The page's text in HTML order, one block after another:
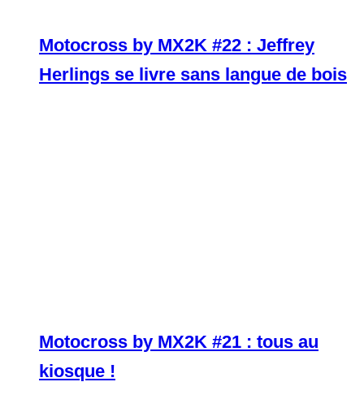
Motocross by MX2K #22 : Jeffrey
Herlings se livre sans langue de bois
Motocross by MX2K #21 : tous au
kiosque !